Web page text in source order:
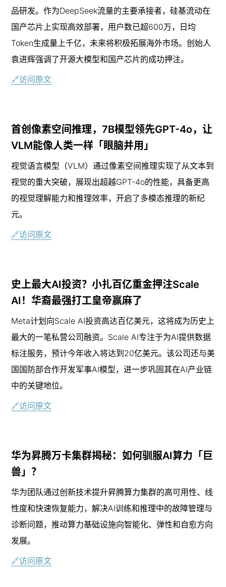
品研发。作为DeepSeek流量的主要承接者，硅基流动在
国产芯片上实现高效部署，用户数已超600万，日均
Token生成量上千亿，未来将积极拓展海外市场。创始人
袁进辉强调了开源大模型和国产芯片的成功押注。
🔗访问原文
首创像素空间推理，7B模型领先GPT-4o，让
VLM能像人类一样「眼脑并用」
视觉语言模型（VLM）通过像素空间推理实现了从文本到
视觉的重大突破，展现出超越GPT-4o的性能，具备更高
的视觉理解能力和推理效率，开启了多模态推理的新纪
元。
🔗访问原文
史上最大AI投资？小扎百亿重金押注Scale
AI！华裔最强打工皇帝赢麻了
Meta计划向Scale AI投资高达百亿美元，这将成为历史上
最大的一笔私营公司融资。Scale AI专注于为AI提供数据
标注服务，预计今年收入将达到20亿美元。该公司还与美
国国防部合作开发军事AI模型，进一步巩固其在AI产业链
中的关键地位。
🔗访问原文
华为昇腾万卡集群揭秘：如何驯服AI算力「巨
兽」？
华为团队通过创新技术提升昇腾算力集群的高可用性、线
性度和快速恢复能力，解决AI训练和推理中的故障管理与
诊断问题，推动算力基础设施向智能化、弹性和自愈方向
发展。
🔗访问原文